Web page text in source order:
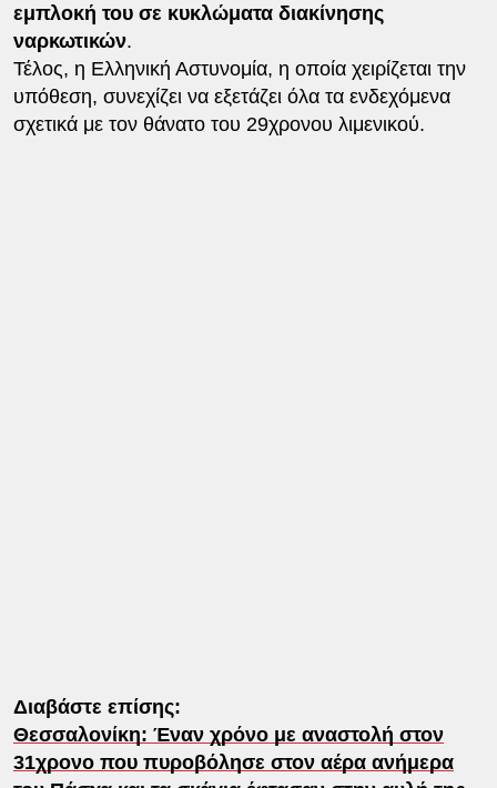
εμπλοκή του σε κυκλώματα διακίνησης
ναρκωτικών.
Τέλος, η Ελληνική Αστυνομία, η οποία χειρίζεται την
υπόθεση, συνεχίζει να εξετάζει όλα τα ενδεχόμενα
σχετικά με τον θάνατο του 29χρονου λιμενικού.
Διαβάστε επίσης:
Θεσσαλονίκη: Έναν χρόνο με αναστολή στον
31χρονο που πυροβόλησε στον αέρα ανήμερα